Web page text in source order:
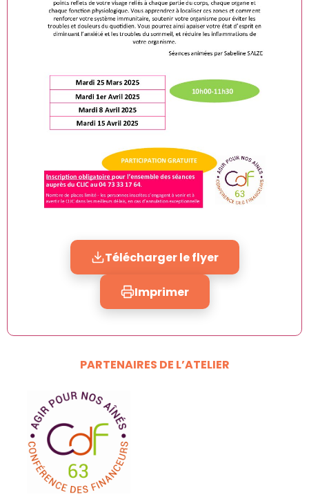
Télécharger le flyer
Imprimer
PARTENAIRES DE L’ATELIER